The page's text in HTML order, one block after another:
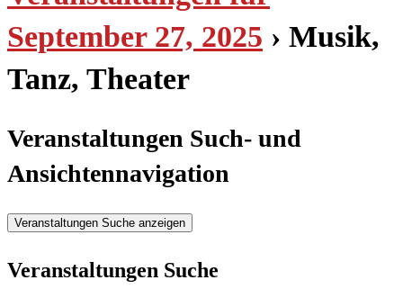
September 27, 2025 › Musik,
Tanz, Theater
Veranstaltungen Such- und
Ansichtennavigation
Veranstaltungen Suche anzeigen
Veranstaltungen Suche